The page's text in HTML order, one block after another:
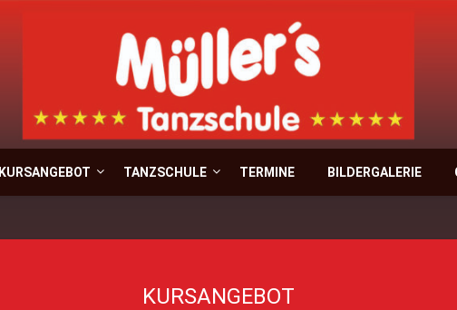
Müller`s
KURSANGEBOT TANZSCHULE TERMINE BILDERGALERIE
KURSANGEBOT